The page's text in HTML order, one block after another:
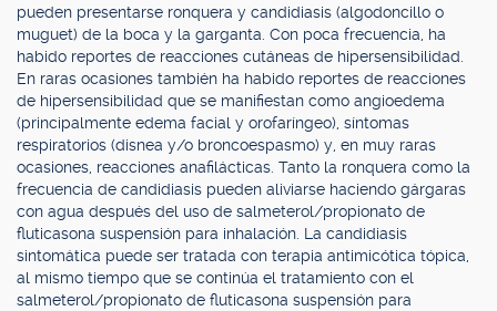
pueden presentarse ronquera y candidiasis (algodoncillo o
muguet) de la boca y la garganta. Con poca frecuencia, ha
habido reportes de reacciones cutáneas de hipersensibilidad.
En raras ocasiones también ha habido reportes de reacciones
de hipersensibilidad que se manifiestan como angioedema
(principalmente edema facial y orofaríngeo), síntomas
respiratorios (disnea y/o broncoespasmo) y, en muy raras
ocasiones, reacciones anafilácticas. Tanto la ronquera como la
frecuencia de candidiasis pueden aliviarse haciendo gárgaras
con agua después del uso de salmeterol/propionato de
fluticasona suspensión para inhalación. La candidiasis
sintomática puede ser tratada con terapia antimicótica tópica,
al mismo tiempo que se continúa el tratamiento con el
salmeterol/propionato de fluticasona suspensión para